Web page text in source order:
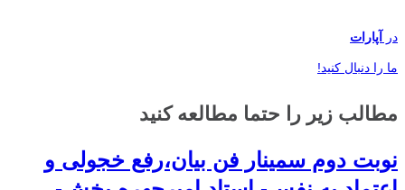
در آپارات
ما را دنبال کنید!
مطالب زیر را حتما مطالعه کنید
نوبت دوم سمینار فن بیان،رفع خجولی و